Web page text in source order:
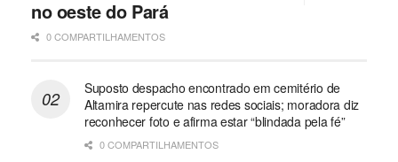
no oeste do Pará
0 COMPARTILHAMENTOS
Suposto despacho encontrado em cemitério de
Altamira repercute nas redes sociais; moradora diz
reconhecer foto e afirma estar “blindada pela fé”
0 COMPARTILHAMENTOS